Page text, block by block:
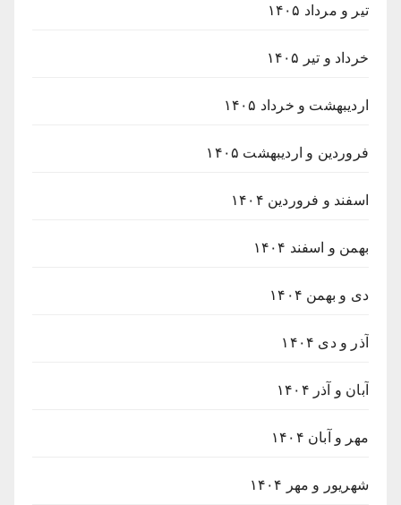
تیر و مرداد ۱۴۰۵
خرداد و تیر ۱۴۰۵
اردیبهشت و خرداد ۱۴۰۵
فروردین و اردیبهشت ۱۴۰۵
اسفند و فروردین ۱۴۰۴
بهمن و اسفند ۱۴۰۴
دی و بهمن ۱۴۰۴
آذر و دی ۱۴۰۴
آبان و آذر ۱۴۰۴
مهر و آبان ۱۴۰۴
شهریور و مهر ۱۴۰۴